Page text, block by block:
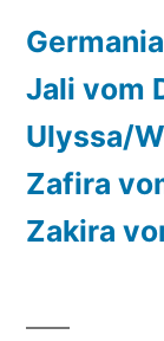
Jali vom
Ulyssa/
Zafira
Zakira